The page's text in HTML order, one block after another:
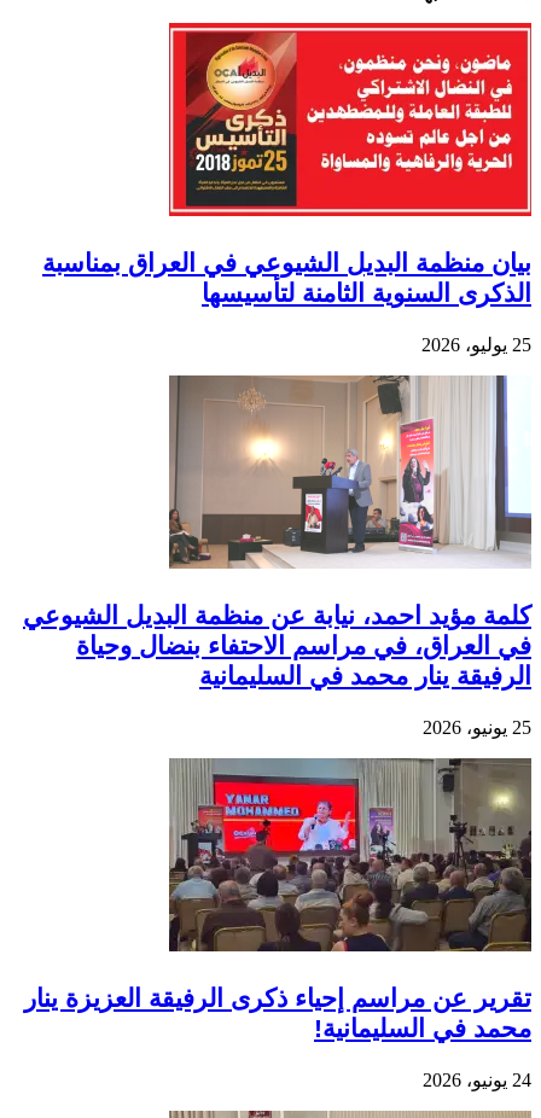
بيان منظمة البديل الشيوعي في العراق بمناسبة
الذكرى السنوية الثامنة لتأسيسها
25 يوليو، 2026
كلمة مؤيد احمد، نيابة عن منظمة البديل الشيوعي
في العراق، في مراسم الاحتفاء بنضال وحياة
الرفيقة ينار محمد في السليمانية
25 يونيو، 2026
تقرير عن مراسم إحياء ذكرى الرفيقة العزيزة ينار
محمد في السليمانية!
24 يونيو، 2026